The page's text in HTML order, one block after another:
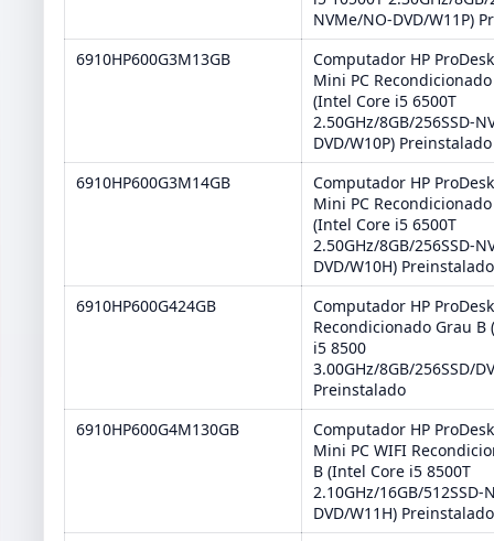
NVMe/NO-DVD/W11P)
6910HP600G3M13GB
Computador HP
Mini PC
(Intel Core i5 6500T
2.50GHz/8GB/256SSD-
DVD/W10P) Preinstalado
6910HP600G3M14GB
Computador HP
Mini PC
(Intel Core i5 6500T
2.50GHz/8GB/256SSD-
DVD/W10H) Preinstalado
6910HP600G424GB
Computador HP
Recondicionado Grau B
i5 8500
3.00GHz/8GB/256SSD/
Preinstalado
6910HP600G4M130GB
Computador HP
Mini PC WIFI
B (Intel Core i5 8500T
2.10GHz/16GB/512SSD-
DVD/W11H) Preinstalado